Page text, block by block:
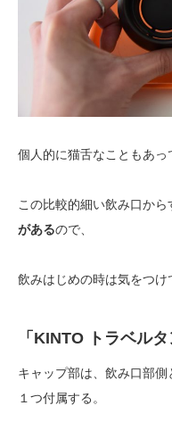
個人的に猫舌なこともあっ
この比較的細い飲み口から
があるので、
飲みはじめの時は気をつけ
「KINTO トラベル
キャップ部は、飲み口部
１つ付属する。